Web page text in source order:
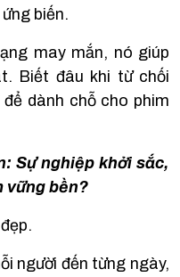
biến.
may mắn, nó giúp
Biết đâu khi từ chối
dành chỗ cho phim
Sự nghiệp khởi sắc,
vững bền?
người đến từng ngày,